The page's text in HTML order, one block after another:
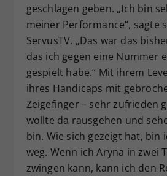
geschlagen geben. „Ich bin
meiner Performance“, sagte
ServusTV. „Das war das
das ich gegen eine Nummer
gespielt habe.“ Mit ihrem
ihres Handicaps mit
Zeigefinger – sehr zufrieden
wollte da rausgehen und
bin. Wie sich gezeigt hat, bin
weg. Wenn ich Aryna in zwei
zwingen kann, kann ich den